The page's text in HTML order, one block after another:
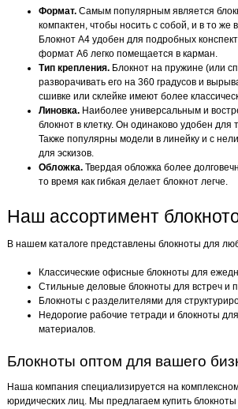
Формат. Самым популярным является
компактен, чтобы носить с собой, и в то же
Блокнот А4 удобен для подробных
формат А6 легко помещается в карман.
Тип крепления. Блокнот на пружине (или
разворачивать его на 360 градусов и
сшивке или склейке имеют более
Линовка. Наиболее универсальным и
блокнот в клетку. Он одинаково удобен для
Также популярны модели в линейку и с
для эскизов.
Обложка. Твердая обложка более
то время как гибкая делает блокнот легче.
Наш ассортимент
В нашем каталоге представлены блокноты для
Классические офисные блокноты для
Стильные деловые блокноты для встреч и
Блокноты с разделителями для
Недорогие рабочие тетради и блокноты
материалов.
Блокноты оптом для вашего
Наша компания специализируется на
юридических лиц. Мы предлагаем купить